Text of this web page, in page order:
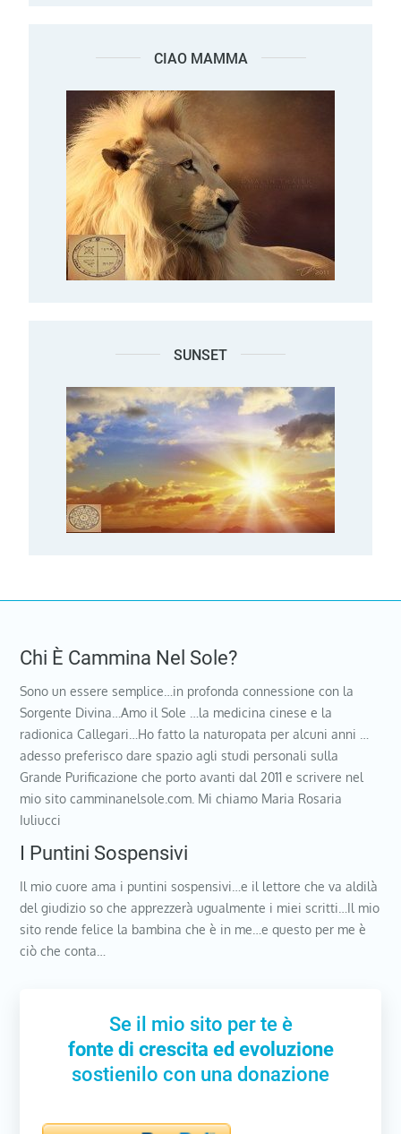
CIAO MAMMA
SUNSET
Chi È Cammina Nel Sole?
Sono un essere semplice…in profonda connessione con la
Sorgente Divina…Amo il Sole …la medicina cinese e la
radionica Callegari…Ho fatto la naturopata per alcuni anni …
adesso preferisco dare spazio agli studi personali sulla
Grande Purificazione che porto avanti dal 2011 e scrivere nel
mio sito camminanelsole.com. Mi chiamo Maria Rosaria
Iuliucci
I Puntini Sospensivi
Il mio cuore ama i puntini sospensivi…e il lettore che va aldilà
del giudizio so che apprezzerà ugualmente i miei scritti…Il mio
sito rende felice la bambina che è in me…e questo per me è
ciò che conta…
Se il mio sito per te è
fonte di crescita ed evoluzione
sostienilo con una donazione